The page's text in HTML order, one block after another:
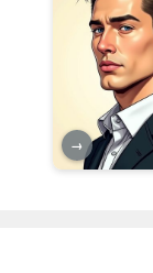
→